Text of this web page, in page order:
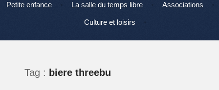
Petite enfance La salle du temps libre Associations
Culture et loisirs
Tag : biere threebu